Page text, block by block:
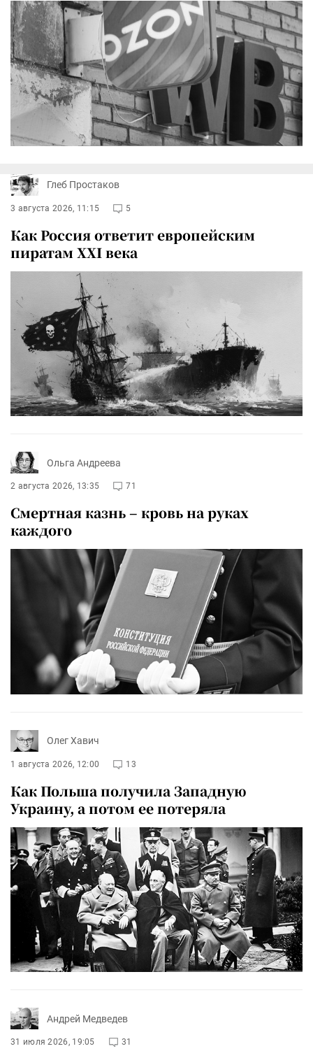
Глеб Простаков
3 августа 2026, 11:15 5
Как Россия ответит европейским
пиратам XXI века
Ольга Андреева
2 августа 2026, 13:35 71
Смертная казнь – кровь на руках
каждого
Олег Хавич
1 августа 2026, 12:00 13
Как Польша получила Западную
Украину, а потом ее потеряла
Андрей Медведев
31 июля 2026, 19:05 31